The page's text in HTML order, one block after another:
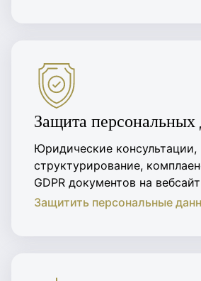
Защита персональных
Юридические консультации,
структурирование,
GDPR документов на вебсайт
Защитить персональные